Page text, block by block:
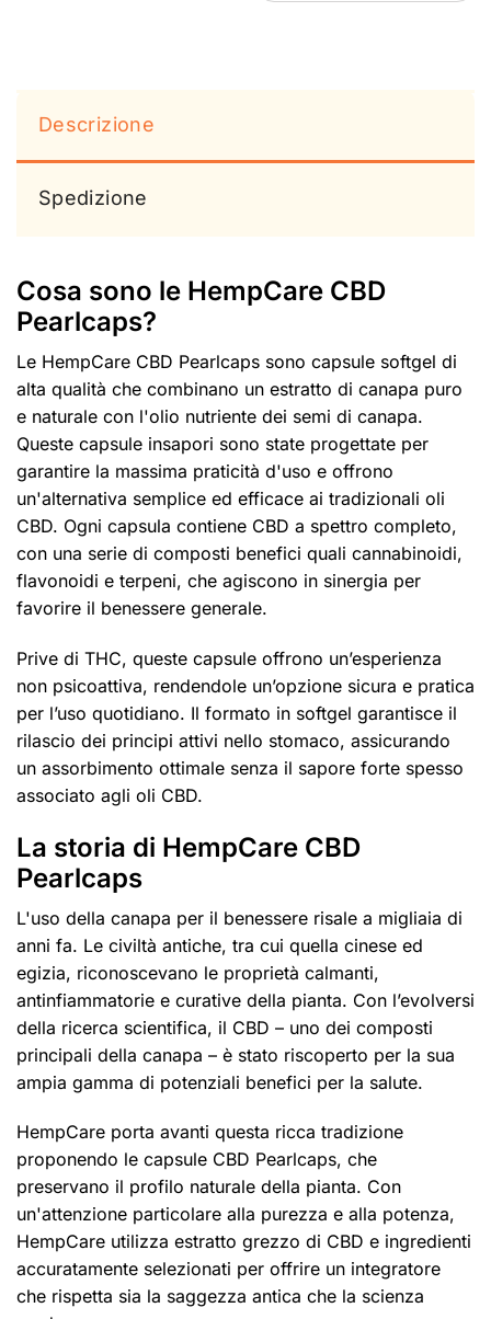
Descrizione
Spedizione
Cosa sono le HempCare CBD
Pearlcaps?
Le HempCare CBD Pearlcaps sono capsule softgel di
alta qualità che combinano un estratto di canapa puro
e naturale con l'olio nutriente dei semi di canapa.
Queste capsule insapori sono state progettate per
garantire la massima praticità d'uso e offrono
un'alternativa semplice ed efficace ai tradizionali oli
CBD. Ogni capsula contiene CBD a spettro completo,
con una serie di composti benefici quali cannabinoidi,
flavonoidi e terpeni, che agiscono in sinergia per
favorire il benessere generale.
Prive di THC, queste capsule offrono un’esperienza
non psicoattiva, rendendole un’opzione sicura e pratica
per l’uso quotidiano. Il formato in softgel garantisce il
rilascio dei principi attivi nello stomaco, assicurando
un assorbimento ottimale senza il sapore forte spesso
associato agli oli CBD.
La storia di HempCare CBD
Pearlcaps
L'uso della canapa per il benessere risale a migliaia di
anni fa. Le civiltà antiche, tra cui quella cinese ed
egizia, riconoscevano le proprietà calmanti,
antinfiammatorie e curative della pianta. Con l’evolversi
della ricerca scientifica, il CBD – uno dei composti
principali della canapa – è stato riscoperto per la sua
ampia gamma di potenziali benefici per la salute.
HempCare porta avanti questa ricca tradizione
proponendo le capsule CBD Pearlcaps, che
preservano il profilo naturale della pianta. Con
un'attenzione particolare alla purezza e alla potenza,
HempCare utilizza estratto grezzo di CBD e ingredienti
accuratamente selezionati per offrire un integratore
che rispetta sia la saggezza antica che la scienza